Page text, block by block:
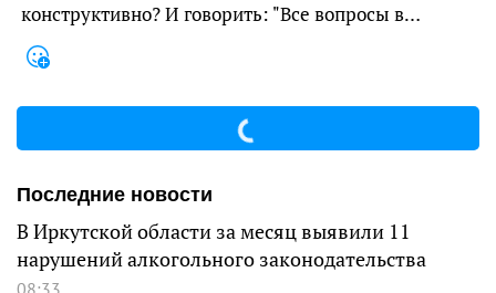
конструктивно? И говорить: "Все вопросы в…
Последние новости
В Иркутской области за месяц выявили 11
нарушений алкогольного законодательства
08:33